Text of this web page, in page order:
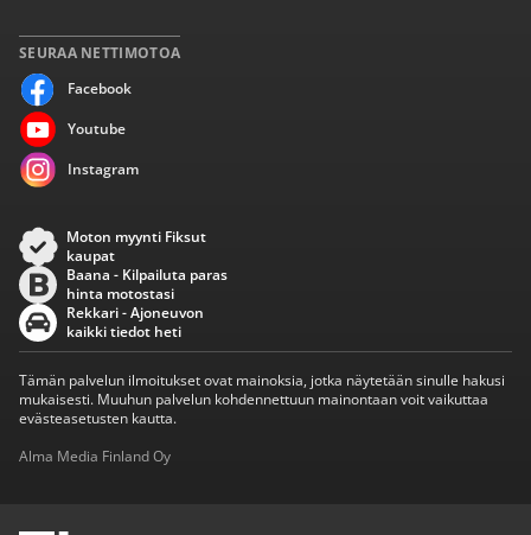
SEURAA NETTIMOTOA
Facebook
Youtube
Instagram
Moton myynti Fiksut
kaupat
Baana - Kilpailuta paras
hinta motostasi
Rekkari - Ajoneuvon
kaikki tiedot heti
Tämän palvelun ilmoitukset ovat mainoksia, jotka näytetään sinulle hakusi
mukaisesti. Muuhun palvelun kohdennettuun mainontaan voit vaikuttaa
evästeasetusten kautta.
Alma Media Finland Oy